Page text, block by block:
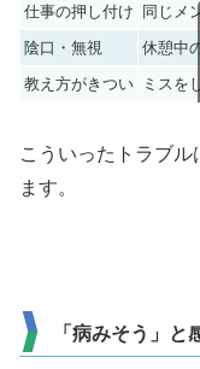
仕事の押し付け
同じメ
陰口・無視
休憩中
教え方がきつい
ミスを
こういったトラブル
ます。
「病みそう」